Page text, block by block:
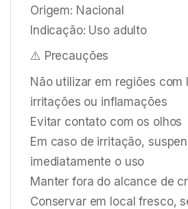
Origem: Nacional
Indicação: Uso adulto
⚠️ Precauções
Não utilizar em regiões com
irritações ou inflamações
Evitar contato com os olhos
Em caso de irritação,
imediatamente o uso
Manter fora do alcance de
Conservar em local fresco,